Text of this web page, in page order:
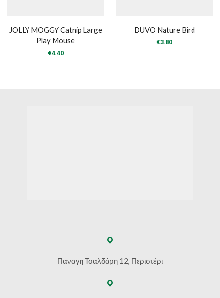
JOLLY MOGGY Catnip Large
Play Mouse
€4.40
DUVO Nature Bird
€3.80
Παναγή Τσαλδάρη 12, Περιστέρι